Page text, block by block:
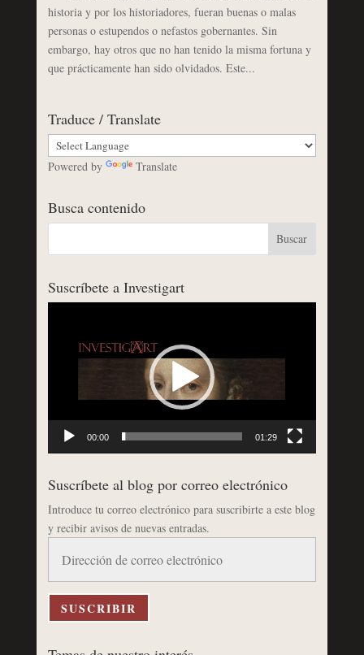
historia y por los historiadores, fueran buenas o malas
personas o estupendos o nefastos gobernantes. Sin
embargo, hay otros que no han tenido la misma fortuna y
que prácticamente han sido olvidados. Este...
Traduce / Translate
Powered by Translate
Busca contenido
Suscríbete a Investigart
00:00 01:29
Suscríbete al blog por correo electrónico
Introduce tu correo electrónico para suscribirte a este blog
y recibir avisos de nuevas entradas.
correo
electrónico
SUSCRIBIR